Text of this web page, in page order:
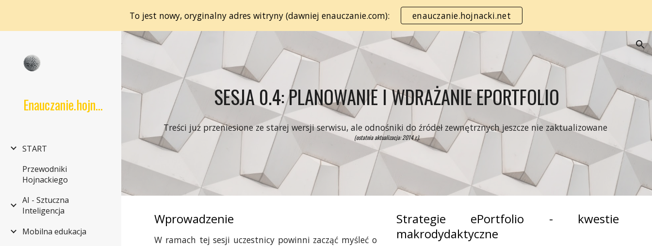
Skip to main content Skip to navigation
To jest nowy, oryginalny adres witryny (dawniej enauczanie.com): enauczanie.hojnacki.net
Enauczanie.hojnacki.net
START
Przewodniki
Hojnackiego
AI - Sztuczna
Inteligencja
Mobilna edukacja
SESJA 0.4: PLANOWANIE I WDRAŻANIE EPORTFOLIO
Treści już przeniesione ze starej wersji serwisu, ale odnośniki do źródeł zewnętrznych jeszcze nie zaktualizowane
(ostatnia aktualizacja: 2014 r.).
Wprowadzenie
W ramach tej sesji uczestnicy powinni zacząć myśleć o
Strategie ePortfolio - kwestie
makrodydaktyczne